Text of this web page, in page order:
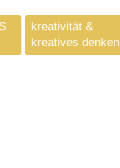
kreativität &
kreatives denken